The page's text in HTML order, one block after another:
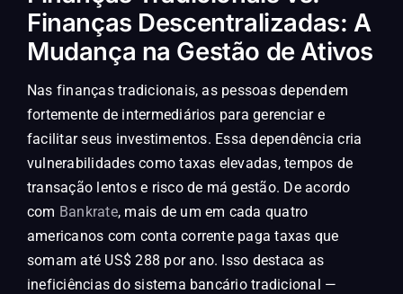
Finanças Descentralizadas: A
Mudança na Gestão de Ativos
Nas finanças tradicionais, as pessoas dependem
fortemente de intermediários para gerenciar e
facilitar seus investimentos. Essa dependência cria
vulnerabilidades como taxas elevadas, tempos de
transação lentos e risco de má gestão. De acordo
com Bankrate, mais de um em cada quatro
americanos com conta corrente paga taxas que
somam até US$ 288 por ano. Isso destaca as
ineficiências do sistema bancário tradicional —